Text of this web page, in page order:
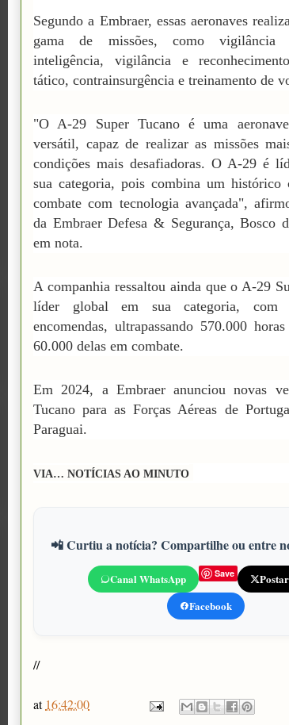
Segundo a Embraer, essas aeronaves
gama de missões, como vigilância
inteligência, vigilância e
tático, contrainsurgência e treinamento de
"O A-29 Super Tucano é uma aeronave
versátil, capaz de realizar as missões
condições mais desafiadoras. O A-29 é
sua categoria, pois combina um histórico
combate com tecnologia avançada",
da Embraer Defesa & Segurança, Bosco
em nota.
A companhia ressaltou ainda que o A-29
líder global em sua categoria, com
encomendas, ultrapassando 570.000
60.000 delas em combate.
Em 2024, a Embraer anunciou novas
Tucano para as Forças Aéreas de
Paraguai.
VIA… NOTÍCIAS AO MINUTO
📲 Curtiu a notícia? Compartilhe ou entre
Canal WhatsApp Save
Facebook
//
at 16:42:00